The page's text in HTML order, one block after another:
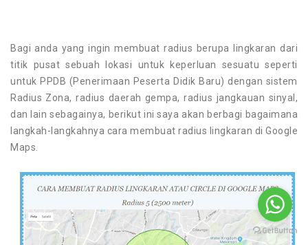
Bagi anda yang ingin membuat radius berupa lingkaran dari
titik pusat sebuah lokasi untuk keperluan sesuatu seperti
untuk PPDB (Penerimaan Peserta Didik Baru) dengan sistem
Radius Zona, radius daerah gempa, radius jangkauan sinyal,
dan lain sebagainya, berikut ini saya akan berbagi bagaimana
langkah-langkahnya cara membuat radius lingkaran di Google
Maps.